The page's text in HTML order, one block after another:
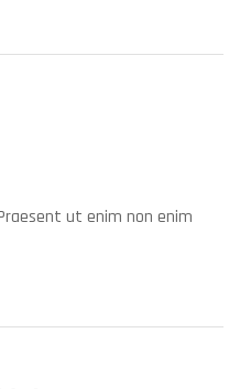
ut enim non enim